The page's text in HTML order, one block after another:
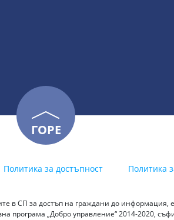
ГОРЕ
Политика за достъпност Политика
в СП за достъп на граждани до информация,
програма „Добро управление“ 2014-2020,